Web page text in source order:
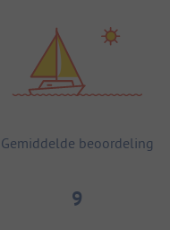
Gemiddelde beoordeling
9